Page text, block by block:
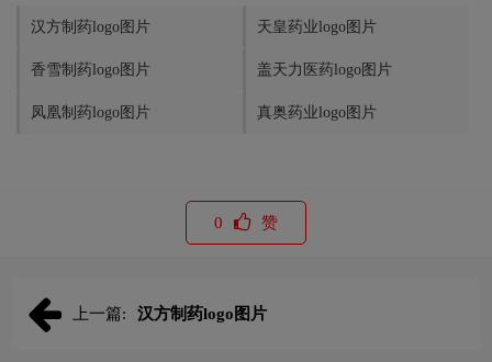
汉方制药logo图片 天皇药业logo图片
香雪制药logo图片 盖天力医药logo图片
凤凰制药logo图片 真奥药业logo图片
0 赞
上一篇: 汉方制药logo图片